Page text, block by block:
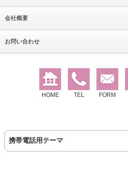
会社概要
お問い合わせ
HOME TEL FORM
携帯電話用テーマ